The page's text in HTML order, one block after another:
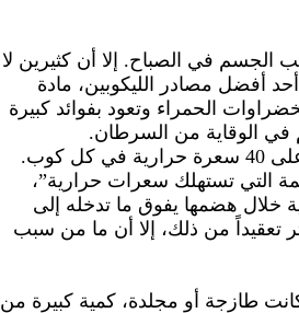
الجسم في الصباح. إلا أن كثيرين لا
أفضل مصادر الليكوبين، مادة
الحمراء وتعود بفوائد كبيرة
في الوقاية من السرطان.
والأهم من ذلك أن البطيخ يحتوي على 40 سعرة حرارية في كل كوب.
التي تستهلك سعرات حرارية”،
خلال هضمها يفوق ما تدخله إلى
تعقيداً من ذلك، إلا أن ما من سبب
طازجة أو مجلدة، كمية كبيرة من